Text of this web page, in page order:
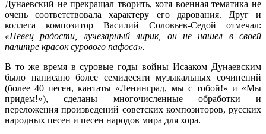
Дунаевский не прекращал творить, хотя военная тематика не
очень соответствовала характеру его дарования. Друг и
коллега композитор Василий Соловьев-Седой отмечал:
«Певец радости, лучезарный лирик, он не нашел в своей
палитре красок сурового пафоса».
В то же время в суровые годы войны Исааком Дунаевским
было написано более семидесяти музыкальных сочинений
(более 40 песен, кантаты «Ленинград, мы с тобой!» и «Мы
придем!»), сделаны многочисленные обработки и
переложения произведений советских композиторов, русских
народных песен и песен народов мира для хора.